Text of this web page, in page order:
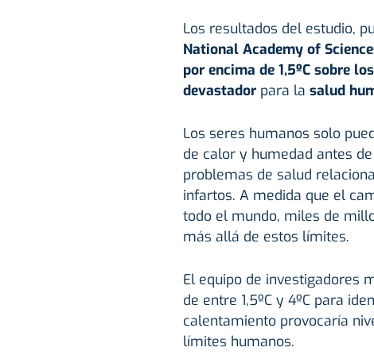
Los resultados del estudio,
National Academy of
por encima de 1,5ºC sobre
devastador para la salud
Los seres humanos solo
de calor y humedad antes
problemas de salud
infartos. A medida que el
todo el mundo, miles de
más allá de estos límites.
El equipo de investigadores
de entre 1,5ºC y 4ºC para
calentamiento provocaría
límites humanos.